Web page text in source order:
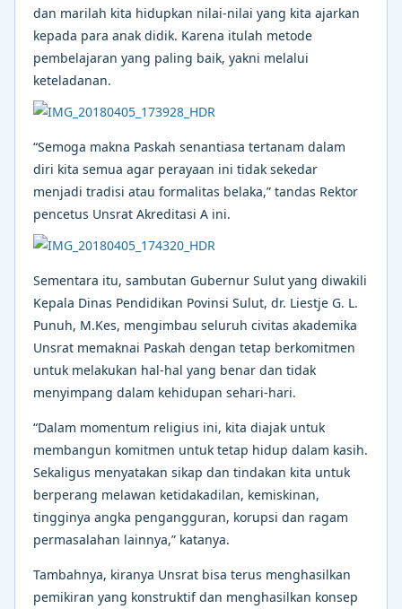
dan marilah kita hidupkan nilai-nilai yang kita ajarkan
kepada para anak didik. Karena itulah metode
pembelajaran yang paling baik, yakni melalui
keteladanan.
“Semoga makna Paskah senantiasa tertanam dalam
diri kita semua agar perayaan ini tidak sekedar
menjadi tradisi atau formalitas belaka,” tandas Rektor
pencetus Unsrat Akreditasi A ini.
Sementara itu, sambutan Gubernur Sulut yang diwakili
Kepala Dinas Pendidikan Povinsi Sulut, dr. Liestje G. L.
Punuh, M.Kes, mengimbau seluruh civitas akademika
Unsrat memaknai Paskah dengan tetap berkomitmen
untuk melakukan hal-hal yang benar dan tidak
menyimpang dalam kehidupan sehari-hari.
“Dalam momentum religius ini, kita diajak untuk
membangun komitmen untuk tetap hidup dalam kasih.
Sekaligus menyatakan sikap dan tindakan kita untuk
berperang melawan ketidakadilan, kemiskinan,
tingginya angka pengangguran, korupsi dan ragam
permasalahan lainnya,” katanya.
Tambahnya, kiranya Unsrat bisa terus menghasilkan
pemikiran yang konstruktif dan menghasilkan konsep